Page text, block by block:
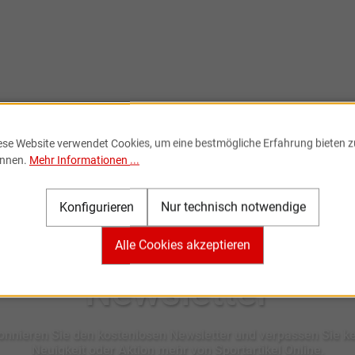
Newsletter
Website verwendet Cookies, um eine bestmögliche Erfahrung bieten
Mehr Informationen ...
Nur technisch notwendige
Konfigurieren
Alle Cookies akzeptieren